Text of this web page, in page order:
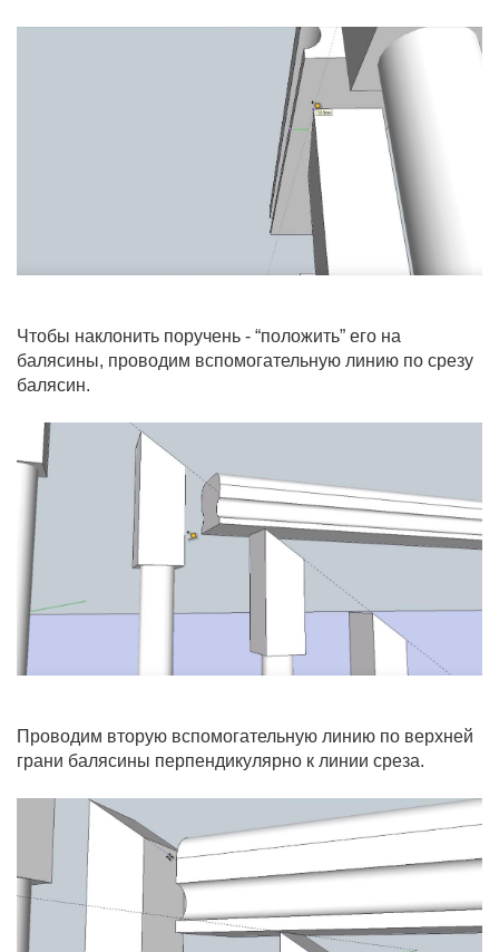
Чтобы наклонить поручень - “положить” его на
балясины, проводим вспомогательную линию по срезу
балясин.
Проводим вторую вспомогательную линию по верхней
грани балясины перпендикулярно к линии среза.